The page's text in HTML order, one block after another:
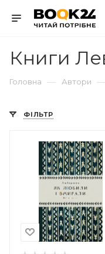
Книги
Головна — Автори —
ФІЛЬТР